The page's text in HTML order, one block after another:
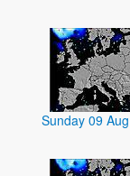
Sunday 09